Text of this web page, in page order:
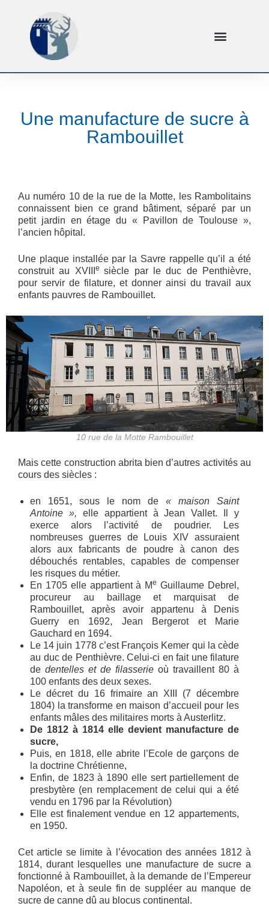
Une manufacture de sucre à
Rambouillet
Au numéro 10 de la rue de la Motte, les Rambolitains
connaissent bien ce grand bâtiment, séparé par un
petit jardin en étage du « Pavillon de Toulouse »,
l’ancien hôpital.
Une plaque installée par la Savre rappelle qu’il a été
construit au XVIII
esiècle par le duc de Penthièvre,
pour servir de filature, et donner ainsi du travail aux
enfants pauvres de Rambouillet.
10 rue de la Motte Rambouillet
Mais cette construction abrita bien d’autres activités au
cours des siècles :
en 1651, sous le nom de « maison Saint
Antoine », elle appartient à Jean Vallet. Il y
exerce alors l’activité de poudrier. Les
nombreuses guerres de Louis XIV assuraient
alors aux fabricants de poudre à canon des
débouchés rentables, capables de compenser
les risques du métier.
En 1705 elle appartient à Me Guillaume Debrel,
procureur au baillage et marquisat de
Rambouillet, après avoir appartenu à Denis
Guerry en 1692, Jean Bergerot et Marie
Gauchard en 1694.
Le 14 juin 1778 c’est François Kemer qui la cède
au duc de Penthièvre. Celui-ci en fait une filature
de dentelles et de filasserie où travaillent 80 à
100 enfants des deux sexes.
Le décret du 16 frimaire an XIII (7 décembre
1804) la transforme en maison d’accueil pour les
enfants mâles des militaires morts à Austerlitz.
De 1812 à 1814 elle devient manufacture de
sucre,
Puis, en 1818, elle abrite l’Ecole de garçons de
la doctrine Chrétienne,
Enfin, de 1823 à 1890 elle sert partiellement de
presbytère (en remplacement de celui qui a été
vendu en 1796 par la Révolution)
Elle est finalement vendue en 12 appartements,
en 1950.
Cet article se limite à l’évocation des années 1812 à
1814, durant lesquelles une manufacture de sucre a
fonctionné à Rambouillet, à la demande de l’Empereur
Napoléon, et à seule fin de suppléer au manque de
sucre de canne dû au blocus continental.